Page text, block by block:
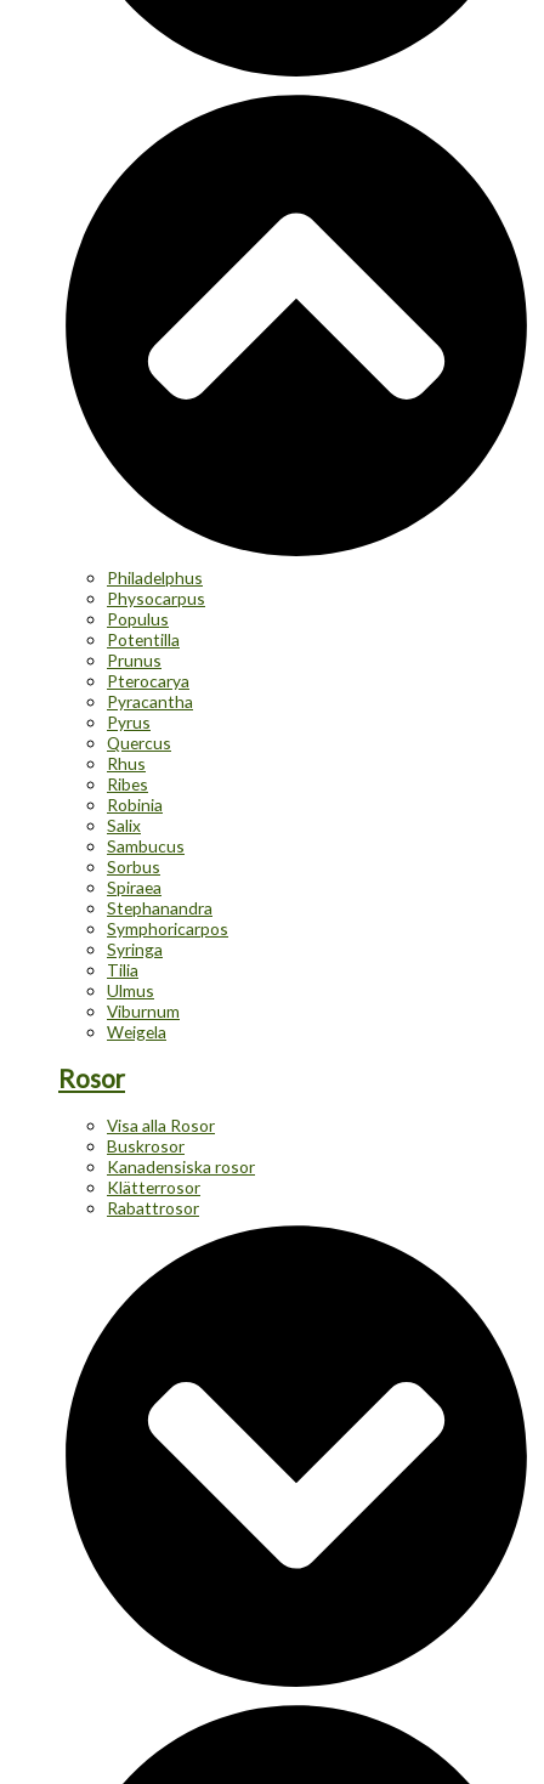
Philadelphus
Physocarpus
Populus
Potentilla
Prunus
Pterocarya
Pyracantha
Pyrus
Quercus
Rhus
Ribes
Robinia
Salix
Sambucus
Sorbus
Spiraea
Stephanandra
Symphoricarpos
Syringa
Tilia
Ulmus
Viburnum
Weigela
Rosor
Visa alla Rosor
Buskrosor
Kanadensiska rosor
Klätterrosor
Rabattrosor